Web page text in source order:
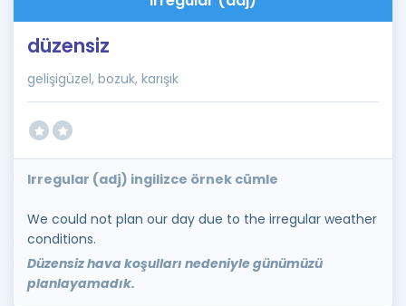
düzensiz
gelişigüzel, bozuk, karışık
Irregular (adj) ingilizce örnek cümle
We could not plan our day due to the irregular weather
conditions.
Düzensiz hava koşulları nedeniyle günümüzü
planlayamadık.